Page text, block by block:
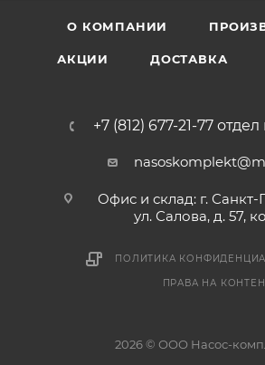
О КОМПАНИИ
АКЦИИ ДОСТАВКА
+7 (812) 677-21-77
Офис и склад: г. Санкт-
ул. Салова, д. 57,
ПОЛИТИКА
ПРАВА НА
2026 © ООО Насос-